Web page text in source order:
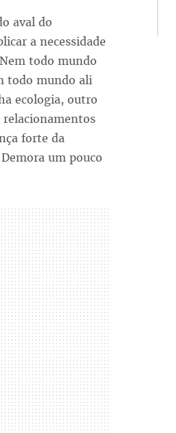
aval do
a necessidade
todo mundo
todo mundo ali
ecologia, outro
relacionamentos
forte da
um pouco